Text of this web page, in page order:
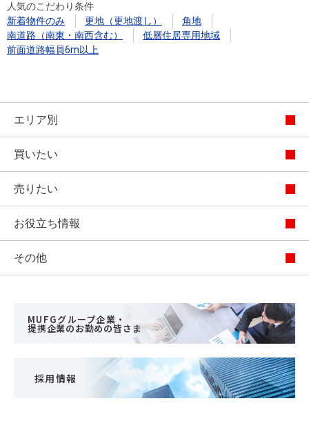
人気のこだわり条件
新着物件のみ
更地（更地渡し）
角地
南道路（南東・南西含む）
低層住居専用地域
前面道路幅員6m以上
エリア別
買いたい
売りたい
お役立ち情報
その他
MUFGグループ企業・
提携企業のお勤めの皆さま
採用情報